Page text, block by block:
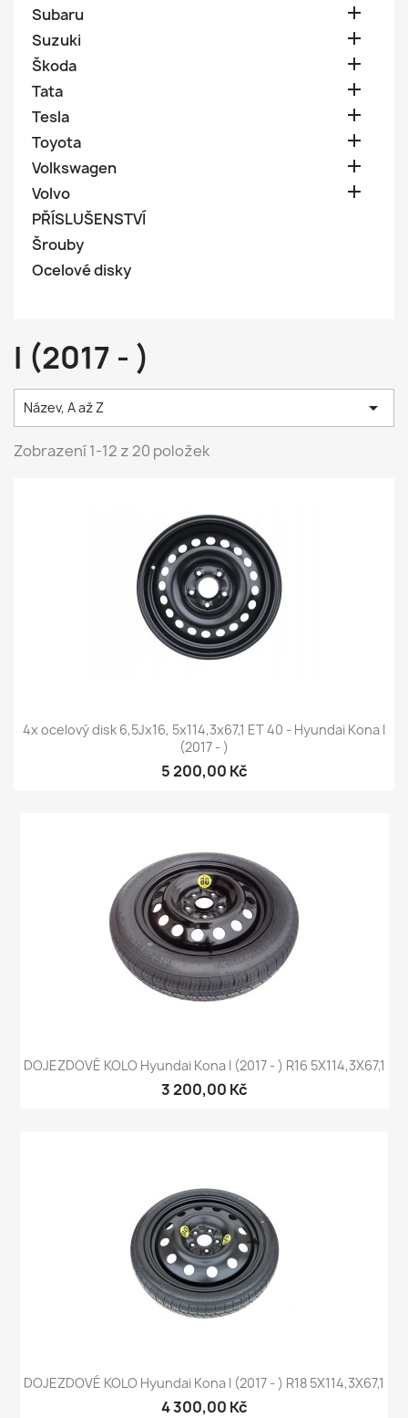
Subaru 
Suzuki 
Škoda 
Tata 
Tesla 
Toyota 
Volkswagen 
Volvo 
PŘÍSLUŠENSTVÍ
Šrouby
Ocelové disky
I (2017 - )
Název, A až Z 
Zobrazení 1-12 z 20 položek
4x ocelový disk 6,5Jx16, 5x114,3x67,1 ET 40 - Hyundai Kona I
(2017 - )
5 200,00 Kč
DOJEZDOVÉ KOLO Hyundai Kona I (2017 - ) R16 5X114,3X67,1
3 200,00 Kč
DOJEZDOVÉ KOLO Hyundai Kona I (2017 - ) R18 5X114,3X67,1
4 300,00 Kč